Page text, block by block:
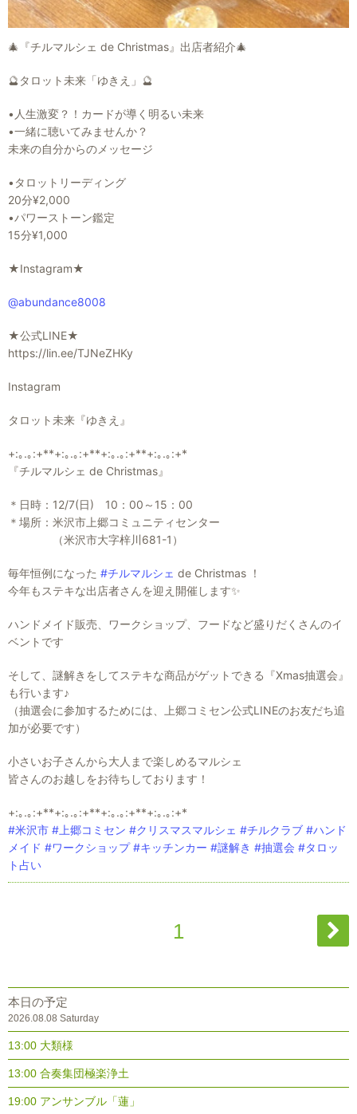
🎄『チルマルシェ de Christmas』出店者紹介🎄
🔮タロット未来「ゆきえ」🔮
•人生激変？！カードが導く明るい未来
•一緒に聴いてみませんか？
未来の自分からのメッセージ
•タロットリーディング
20分¥2,000
•パワーストーン鑑定
15分¥1,000
★Instagram★
@abundance8008
★公式LINE★
https://lin.ee/TJNeZHKy
Instagram
タロット未来『ゆきえ』
+:｡.｡:+**+:｡.｡:+**+:｡.｡:+**+:｡.｡:+*
『チルマルシェ de Christmas』
＊日時：12/7(日) 10：00～15：00
＊場所：米沢市上郷コミュニティセンター
（米沢市大字梓川681-1）
毎年恒例になった #チルマルシェ de Christmas ！
今年もステキな出店者さんを迎え開催します✨
ハンドメイド販売、ワークショップ、フードなど盛りだくさんのイ
ベントです
そして、謎解きをしてステキな商品がゲットできる『Xmas抽選会』
も行います♪
（抽選会に参加するためには、上郷コミセン公式LINEのお友だち追
加が必要です）
小さいお子さんから大人まで楽しめるマルシェ
皆さんのお越しをお待ちしております！
+:｡.｡:+**+:｡.｡:+**+:｡.｡:+**+:｡.｡:+*
#米沢市 #上郷コミセン #クリスマスマルシェ #チルクラブ #ハンド
メイド #ワークショップ #キッチンカー #謎解き #抽選会 #タロッ
ト占い
1
本日の予定
2026.08.08 Saturday
13:00 大類様
13:00 合奏集団極楽浄土
19:00 アンサンブル「蓮」